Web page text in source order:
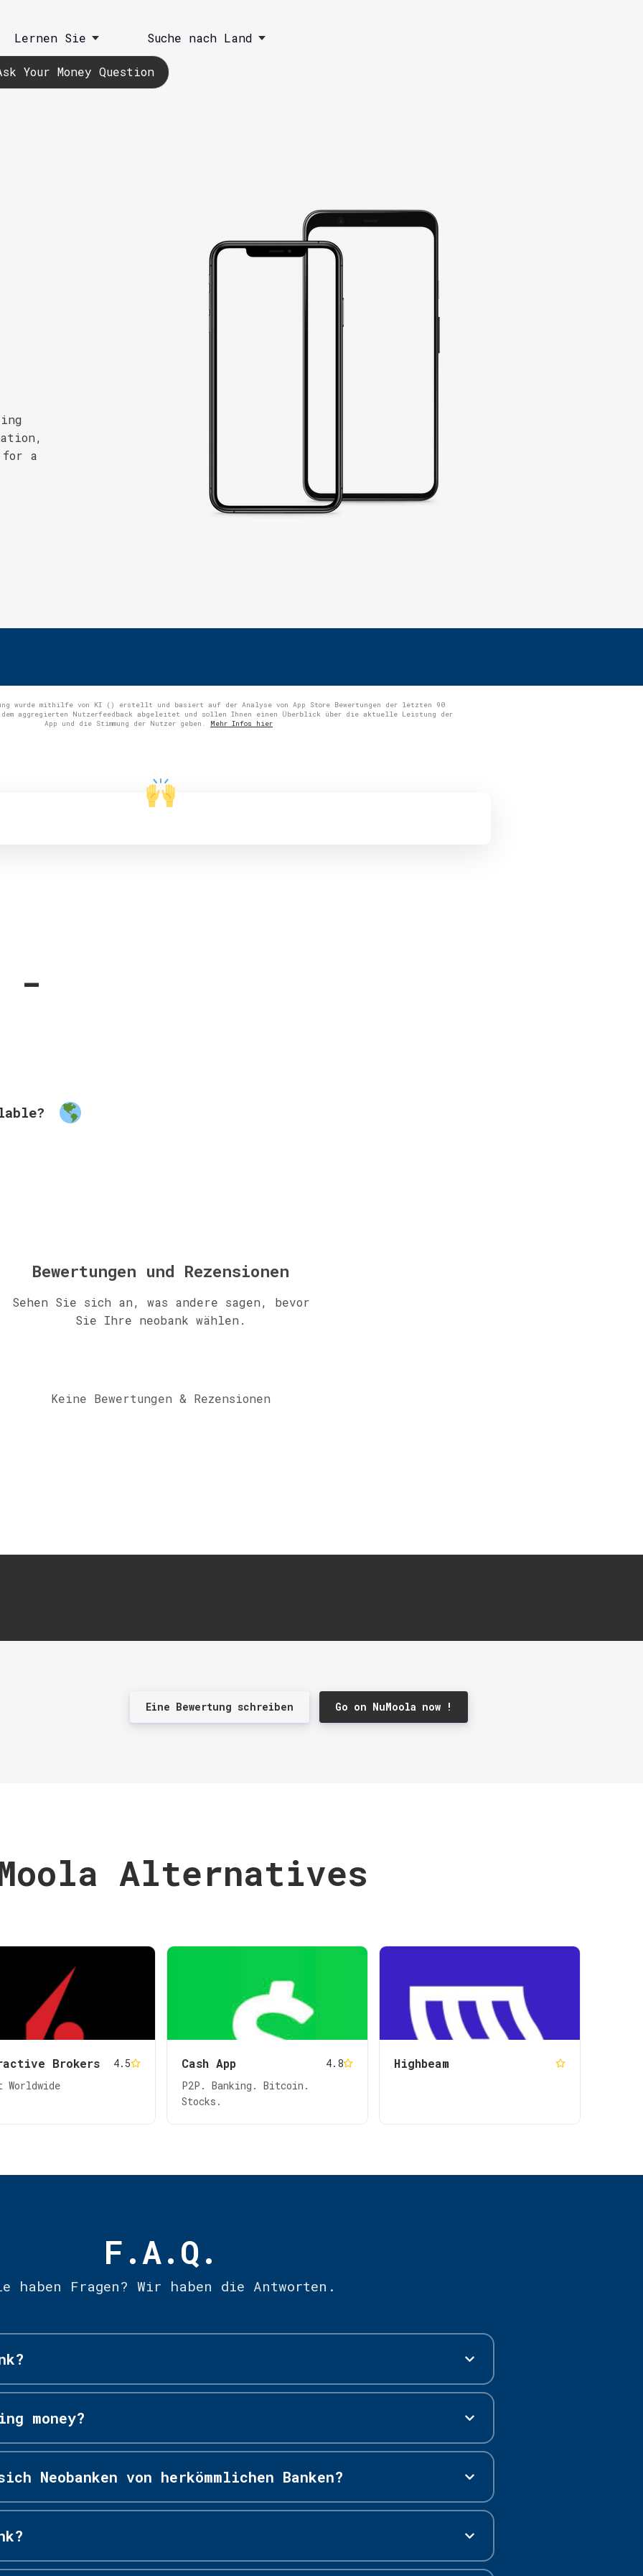
Lernen Sie Suche nach Land
Your Money Question
for a
wurde mithilfe von KI () erstellt und basiert auf der Analyse von App Store Bewertungen der letzten 90
aggregierten Nutzerfeedback abgeleitet und sollen Ihnen einen Überblick über die aktuelle Leistung der
App und die Stimmung der Nutzer geben. Mehr Infos hier
-
Bewertungen und Rezensionen
Sehen Sie sich an, was andere sagen, bevor
Sie Ihre neobank wählen.
Keine Bewertungen & Rezensionen
Eine Bewertung schreiben Go on NuMoola now !
Alternatives
Brokers
4.5
Worldwide
Cash App
4.8
P2P. Banking. Bitcoin.
Stocks.
Highbeam
F.A.Q.
haben Fragen? Wir haben die Antworten.
money?
Neobanken von herkömmlichen Banken?